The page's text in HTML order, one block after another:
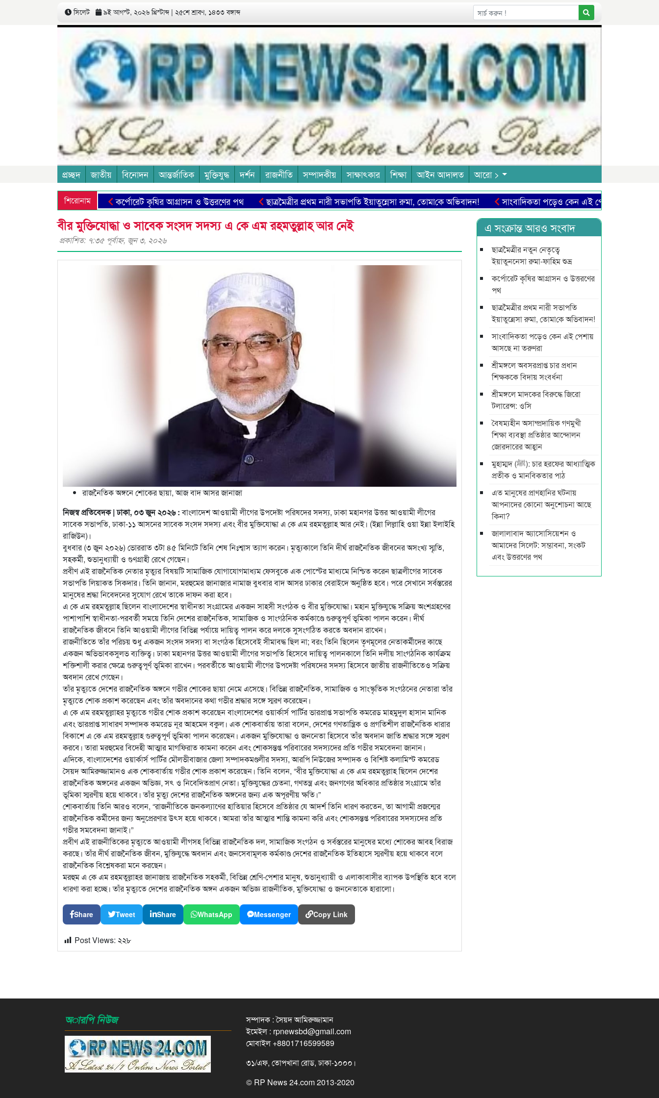
সিলেট ৯ই আগস্ট, ২০২৬ খ্রিস্টাব্দ | ২৫শে শ্রাবণ, ১৪৩৩ বঙ্গাব্দ
প্রচ্ছদ জাতীয় বিনোদন আন্তর্জাতিক মুক্তিযুদ্ধ দর্শন রাজনীতি সম্পাদকীয় সাক্ষাৎকার শিক্ষা আইন আদালত আরো >
শিরোনাম কর্পোরেট কৃষির আগ্রাসন ও উত্তরণের পথ ছাত্রমৈত্রীর প্রথম নারী সভাপ‌তি ইয়াতুন্নেসা রুমা, তোমা‌কে অ‌ভিবাদন! সাংবাদিকতা পড়েও কেন এই পেশায় আসছে না তরুণরা
বীর মুক্তিযোদ্ধা ও সাবেক সংসদ সদস্য এ কে এম রহমতুল্লাহ আর নেই
প্রকাশিত: ৭:৩৫ পূর্বাহ্ণ, জুন ৩, ২০২৬
রাজনৈতিক অঙ্গনে শোকের ছায়া, আজ বাদ আসর জানাজা
নিজস্ব প্রতিবেদক | ঢাকা, ০৩ জুন ২০২৬ :বাংলাদেশ আওয়ামী লীগের উপদেষ্টা পরিষদের সদস্য, ঢাকা মহানগর উত্তর আওয়ামী লীগের
সাবেক সভাপতি, ঢাকা-১১ আসনের সাবেক সংসদ সদস্য এবং বীর মুক্তিযোদ্ধা এ কে এম রহমতুল্লাহ আর নেই। (ইন্না লিল্লাহি ওয়া ইন্না ইলাইহি
রাজিউন)।
বুধবার (৩ জুন ২০২৬) ভোররাত ৩টা ৪৫ মিনিটে তিনি শেষ নিঃশ্বাস ত্যাগ করেন। মৃত্যুকালে তিনি দীর্ঘ রাজনৈতিক জীবনের অসংখ্য স্মৃতি,
সহকর্মী, শুভানুধ্যায়ী ও গুণগ্রাহী রেখে গেছেন।
প্রবীণ এই রাজনৈতিক নেতার মৃত্যুর বিষয়টি সামাজিক যোগাযোগমাধ্যম ফেসবুকে এক পোস্টের মাধ্যমে নিশ্চিত করেন ছাত্রলীগের সাবেক
সভাপতি লিয়াকত সিকদার। তিনি জানান, মরহুমের জানাজার নামাজ বুধবার বাদ আসর ঢাকার বেরাইদে অনুষ্ঠিত হবে। পরে সেখানে সর্বস্তরের
মানুষের শ্রদ্ধা নিবেদনের সুযোগ রেখে তাকে দাফন করা হবে।
এ কে এম রহমতুল্লাহ ছিলেন বাংলাদেশের স্বাধীনতা সংগ্রামের একজন সাহসী সংগঠক ও বীর মুক্তিযোদ্ধা। মহান মুক্তিযুদ্ধে সক্রিয় অংশগ্রহণের
পাশাপাশি স্বাধীনতা-পরবর্তী সময়ে তিনি দেশের রাজনৈতিক, সামাজিক ও সাংগঠনিক কর্মকাণ্ডে গুরুত্বপূর্ণ ভূমিকা পালন করেন। দীর্ঘ
রাজনৈতিক জীবনে তিনি আওয়ামী লীগের বিভিন্ন পর্যায়ে দায়িত্ব পালন করে দলকে সুসংগঠিত করতে অবদান রাখেন।
রাজনীতিতে তাঁর পরিচয় শুধু একজন সংসদ সদস্য বা সংগঠক হিসেবেই সীমাবদ্ধ ছিল না; বরং তিনি ছিলেন তৃণমূলের নেতাকর্মীদের কাছে
একজন অভিভাবকসুলভ ব্যক্তিত্ব। ঢাকা মহানগর উত্তর আওয়ামী লীগের সভাপতি হিসেবে দায়িত্ব পালনকালে তিনি দলীয় সাংগঠনিক কার্যক্রম
শক্তিশালী করার ক্ষেত্রে গুরুত্বপূর্ণ ভূমিকা রাখেন। পরবর্তীতে আওয়ামী লীগের উপদেষ্টা পরিষদের সদস্য হিসেবে জাতীয় রাজনীতিতেও সক্রিয়
অবদান রেখে গেছেন।
তাঁর মৃত্যুতে দেশের রাজনৈতিক অঙ্গনে গভীর শোকের ছায়া নেমে এসেছে। বিভিন্ন রাজনৈতিক, সামাজিক ও সাংস্কৃতিক সংগঠনের নেতারা তাঁর
মৃত্যুতে শোক প্রকাশ করেছেন এবং তাঁর অবদানের কথা গভীর শ্রদ্ধার সঙ্গে স্মরণ করেছেন।
এ কে এম রহমতুল্লাহর মৃত্যুতে গভীর শোক প্রকাশ করেছেন বাংলাদেশের ওয়ার্কার্স পার্টির ভারপ্রাপ্ত সভাপতি কমরেড মাহমুদুল হাসান মানিক
এবং ভারপ্রাপ্ত সাধারণ সম্পাদক কমরেড নূর আহমেদ বকুল। এক শোকবার্তায় তারা বলেন, দেশের গণতান্ত্রিক ও প্রগতিশীল রাজনৈতিক ধারার
বিকাশে এ কে এম রহমতুল্লাহ গুরুত্বপূর্ণ ভূমিকা পালন করেছেন। একজন মুক্তিযোদ্ধা ও জননেতা হিসেবে তাঁর অবদান জাতি শ্রদ্ধার সঙ্গে স্মরণ
করবে। তারা মরহুমের বিদেহী আত্মার মাগফিরাত কামনা করেন এবং শোকসন্তপ্ত পরিবারের সদস্যদের প্রতি গভীর সমবেদনা জানান।
এদিকে, বাংলাদেশের ওয়ার্কার্স পার্টির মৌলভীবাজার জেলা সম্পাদকমণ্ডলীর সদস্য, আরপি নিউজের সম্পাদক ও বিশিষ্ট কলামিস্ট কমরেড
সৈয়দ আমিরুজ্জামানও এক শোকবার্তায় গভীর শোক প্রকাশ করেছেন। তিনি বলেন, “বীর মুক্তিযোদ্ধা এ কে এম রহমতুল্লাহ ছিলেন দেশের
রাজনৈতিক অঙ্গনের একজন অভিজ্ঞ, সৎ ও নিবেদিতপ্রাণ নেতা। মুক্তিযুদ্ধের চেতনা, গণতন্ত্র এবং জনগণের অধিকার প্রতিষ্ঠার সংগ্রামে তাঁর
ভূমিকা স্মরণীয় হয়ে থাকবে। তাঁর মৃত্যু দেশের রাজনৈতিক অঙ্গনের জন্য এক অপূরণীয় ক্ষতি।”
শোকবার্তায় তিনি আরও বলেন, “রাজনীতিকে জনকল্যাণের হাতিয়ার হিসেবে প্রতিষ্ঠার যে আদর্শ তিনি ধারণ করতেন, তা আগামী প্রজন্মের
রাজনৈতিক কর্মীদের জন্য অনুপ্রেরণার উৎস হয়ে থাকবে। আমরা তাঁর আত্মার শান্তি কামনা করি এবং শোকসন্তপ্ত পরিবারের সদস্যদের প্রতি
গভীর সমবেদনা জানাই।”
প্রবীণ এই রাজনীতিকের মৃত্যুতে আওয়ামী লীগসহ বিভিন্ন রাজনৈতিক দল, সামাজিক সংগঠন ও সর্বস্তরের মানুষের মধ্যে শোকের আবহ বিরাজ
করছে। তাঁর দীর্ঘ রাজনৈতিক জীবন, মুক্তিযুদ্ধে অবদান এবং জনসেবামূলক কর্মকাণ্ড দেশের রাজনৈতিক ইতিহাসে স্মরণীয় হয়ে থাকবে বলে
রাজনৈতিক বিশ্লেষকরা মনে করছেন।
মরহুম এ কে এম রহমতুল্লাহর জানাজায় রাজনৈতিক সহকর্মী, বিভিন্ন শ্রেণি-পেশার মানুষ, শুভানুধ্যায়ী ও এলাকাবাসীর ব্যাপক উপস্থিতি হবে বলে
ধারণা করা হচ্ছে। তাঁর মৃত্যুতে দেশের রাজনৈতিক অঙ্গন একজন অভিজ্ঞ রাজনীতিক, মুক্তিযোদ্ধা ও জননেতাকে হারালো।
Share Tweet Share WhatsApp Messenger Copy Link
Post Views: ২২৮
এ সংক্রান্ত আরও সংবাদ
ছাত্রমৈত্রীর নতুন নেতৃত্বে
ইয়াতুননেসা রুমা-ফাহিম শুভ্র
কর্পোরেট কৃষির আগ্রাসন ও উত্তরণের
পথ
ছাত্রমৈত্রীর প্রথম নারী সভাপ‌তি
ইয়াতুন্নেসা রুমা, তোমা‌কে অ‌ভিবাদন!
সাংবাদিকতা পড়েও কেন এই পেশায়
আসছে না তরুণরা
শ্রীমঙ্গলে অবসরপ্রাপ্ত চার প্রধান
শিক্ষককে বিদায় সংবর্ধনা
শ্রীমঙ্গলে মাদকের বিরুদ্ধে জিরো
টলারেন্স: ওসি
বৈষম্যহীন অসাম্প্রদায়িক গণমুখী
শিক্ষা ব্যবস্থা প্রতিষ্ঠার আন্দোলন
জোরদারের আহ্বান
মুহাম্মদ (ﷺ): চার হরফের আধ্যাত্মিক
প্রতীক ও মানবিকতার পাঠ
এত মানুষের প্রাণহানির ঘটনায়
আপনাদের কোনো অনুশোচনা আছে
কিনা?
জালালাবাদ অ্যাসোসিয়েশন ও
আমাদের সিলেট: সম্ভাবনা, সংকট
এবং উত্তরণের পথ
অারপি নিউজ
সম্পাদক : সৈয়দ আমিরুজ্জামান
ইমেইল : rpnewsbd@gmail.com
মোবাইল +8801716599589
৩১/এফ, তোপখানা রোড, ঢাকা-১০০০।
© RP News 24.com 2013-2020